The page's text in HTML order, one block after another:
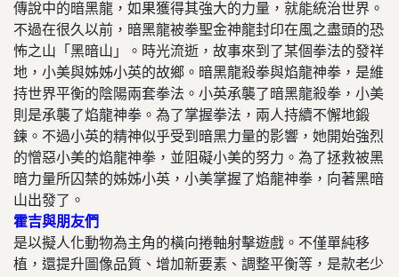
傳說中的暗黑龍，如果獲得其強大的力量，就能統治世界。
不過在很久以前，暗黑龍被拳聖金神龍封印在風之盡頭的恐
怖之山「黑暗山」。時光流逝，故事來到了某個拳法的發祥
地，小美與姊姊小英的故鄉。暗黑龍殺拳與焰龍神拳，是維
持世界平衡的陰陽兩套拳法。小英承襲了暗黑龍殺拳，小美
則是承襲了焰龍神拳。為了掌握拳法，兩人持續不懈地鍛
鍊。不過小英的精神似乎受到暗黑力量的影響，她開始強烈
的憎惡小美的焰龍神拳，並阻礙小美的努力。為了拯救被黑
暗力量所囚禁的姊姊小英，小美掌握了焰龍神拳，向著黑暗
山出發了。
霍吉與朋友們
是以擬人化動物為主角的橫向捲軸射擊遊戲。不僅單純移
植，還提升圖像品質、增加新要素、調整平衡等，是款老少